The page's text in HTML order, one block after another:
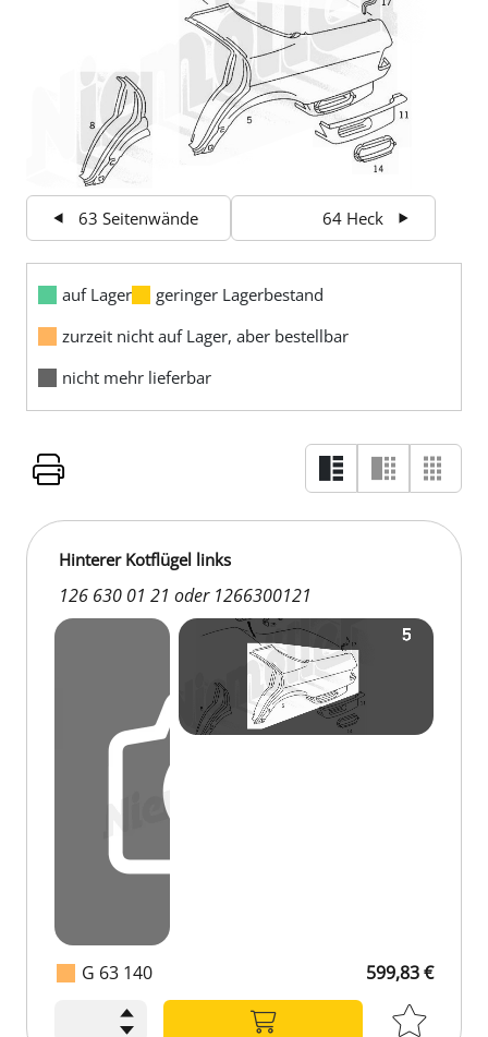
63 Seitenwände 64 Heck
auf Lager
geringer Lagerbestand
zurzeit nicht auf Lager, aber bestellbar
nicht mehr lieferbar
G 63 140
Hinterer Kotflügel links
126 630 01 21 oder 1266300121
599,83 €